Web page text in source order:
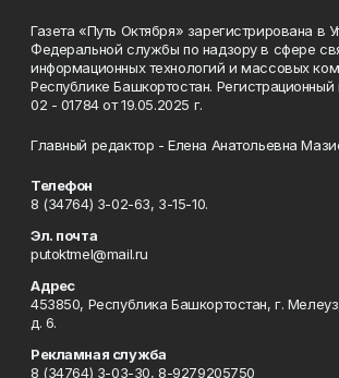
Газета «Путь Октября» зарегистрирована в
Федеральной службы по надзору в сфере
информационных технологий и массовых
Республике Башкортостан.
02 - 01784 от 19.05.2025 г.
Главный редактор - Елена Анатольевна
Телефон
8 (34764) 3-02-63, 3-15-10.
Эл. почта
putoktmel@mail.ru
Адрес
453850, Республика Башкортостан, г.
д. 6.
Рекламная служба
8 (34764) 3-03-30, 8-9279205750